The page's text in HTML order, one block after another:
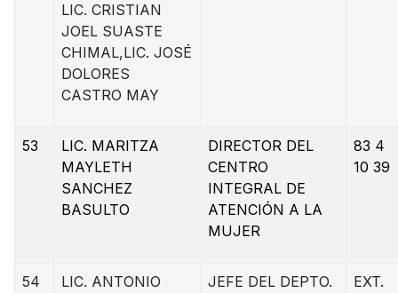
LIC. CRISTIAN
JOEL SUASTE
CHIMAL,LIC. JOSÉ
DOLORES
CASTRO MAY
53
LIC. MARITZA
MAYLETH
SANCHEZ
BASULTO
DIRECTOR DEL
CENTRO
INTEGRAL DE
ATENCIÓN A LA
MUJER
83 4
10 39
54
LIC. ANTONIO
JEFE DEL DEPTO.
EXT.